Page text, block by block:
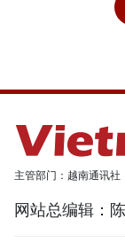
主管部门：越南通讯社
网站总编辑：